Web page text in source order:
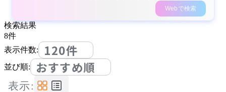
Webで検索
検索結果
8件
表示件数:
120件
並び順: おすすめ順
表示: